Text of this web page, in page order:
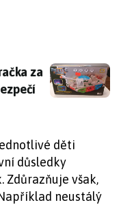
za 219 korun
za
děti
důsledky
však,
neustálý